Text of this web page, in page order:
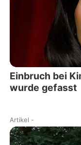
Einbruch bei
wurde gefasst
Artikel -